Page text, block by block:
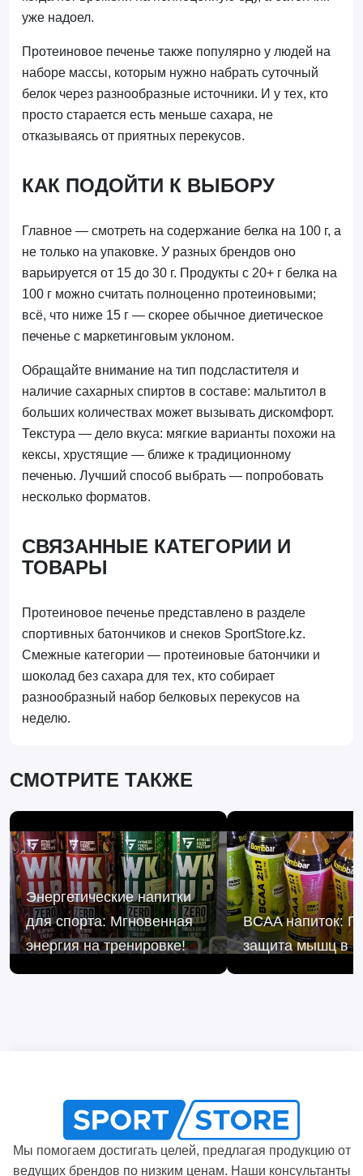
уже надоел.
Протеиновое печенье также популярно у людей на
наборе массы, которым нужно набрать суточный
белок через разнообразные источники. И у тех, кто
просто старается есть меньше сахара, не
отказываясь от приятных перекусов.
КАК ПОДОЙТИ К ВЫБОРУ
Главное — смотреть на содержание белка на 100 г, а
не только на упаковке. У разных брендов оно
варьируется от 15 до 30 г. Продукты с 20+ г белка на
100 г можно считать полноценно протеиновыми;
всё, что ниже 15 г — скорее обычное диетическое
печенье с маркетинговым уклоном.
Обращайте внимание на тип подсластителя и
наличие сахарных спиртов в составе: мальтитол в
больших количествах может вызывать дискомфорт.
Текстура — дело вкуса: мягкие варианты похожи на
кексы, хрустящие — ближе к традиционному
печенью. Лучший способ выбрать — попробовать
несколько форматов.
СВЯЗАННЫЕ КАТЕГОРИИ И
ТОВАРЫ
Протеиновое печенье представлено в разделе
спортивных батончиков и снеков SportStore.kz.
Смежные категории — протеиновые батончики и
шоколад без сахара для тех, кто собирает
разнообразный набор белковых перекусов на
неделю.
СМОТРИТЕ ТАКЖЕ
Энергетические напитки
для спорта: Мгновенная
энергия на тренировке!
BCAA напиток:
защита мышц в
Мы помогаем достигать целей, предлагая продукцию от
ведущих брендов по низким ценам. Наши консультанты